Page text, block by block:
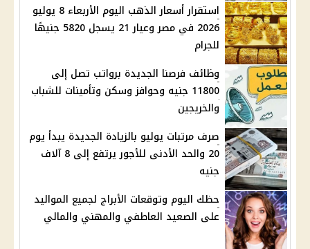
استقرار أسعار الذهب اليوم الأربعاء 8 يوليو
2026 في مصر وعيار 21 يسجل 5820 جنيهًا
للجرام
وظائف فرصنا الجديدة برواتب تصل إلى
11800 جنيه وحوافز وسكن وتأمينات للشباب
والخريجين
صرف مرتبات يوليو بالزيادة الجديدة يبدأ يوم
20 والحد الأدنى للأجور يرتفع إلى 8 آلاف
جنيه
حظك اليوم وتوقعات الأبراج لجميع المواليد
على الصعيد العاطفي والمهني والمالي